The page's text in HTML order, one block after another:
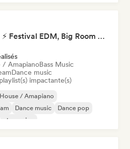
Mainstage ⚡ Festival EDM, Big Room & House Anthems
/ AmapianoBass Music
Dance music
impactante(s)
/ Amapiano
Dance music
Dance pop
swing